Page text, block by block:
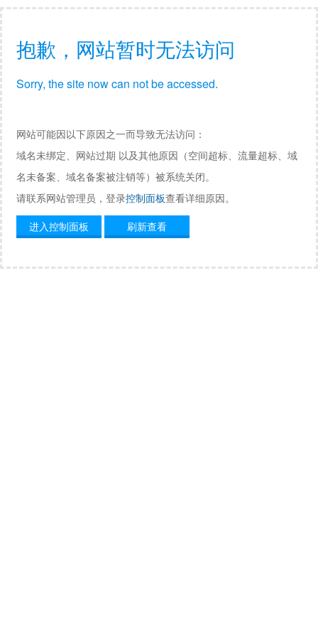
抱歉，网站暂时无法访问
Sorry, the site now can not be accessed.
网站可能因以下原因之一而导致无法访问：
域名未绑定、网站过期 以及其他原因（空间超标、流量超标、域
名未备案、域名备案被注销等）被系统关闭。
请联系网站管理员，登录控制面板查看详细原因。
进入控制面板
刷新查看